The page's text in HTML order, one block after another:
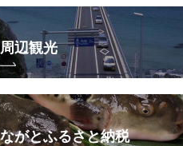
周辺観光
ながとふるさと納税